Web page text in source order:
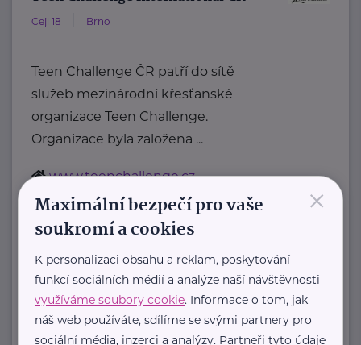
Cejl 18 Brno
Teen Challenge ČR patří do sítě
služeb mezinárodní křesťanské
organizace Teen Challenge.
Organizace byla založena ...
www.teenchallenge.cz
+420 775 556 634
marsalova@teenchallenge.cz
Zobrazit přehled společností
×
Maximální bezpečí pro vaše
soukromí a cookies
K personalizaci obsahu a reklam, poskytování
funkcí sociálních médií a analýze naší návštěvnosti
využíváme soubory cookie. Informace o tom, jak
náš web používáte, sdílíme se svými partnery pro
sociální média, inzerci a analýzy. Partneři tyto údaje